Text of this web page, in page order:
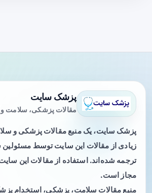
پزشک سایت
مقالات پزشکی، سلامت
پزشک سایت، یک منبع مقالات پزشکی و
زیادی از مقالات این سایت توسط مسئولین
ترجمه شده‌اند. استفاده از مقالات این
مجاز است.
منبع مقالات سلامت، پزشکی، استخدام